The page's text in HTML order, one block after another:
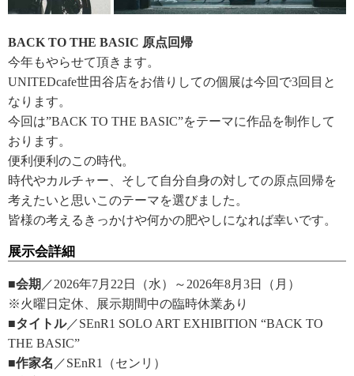
BACK TO THE BASIC 原点回帰
今年もやらせて頂きます。
UNITEDcafe世田谷店をお借りしての個展は今回で3回目と
なります。
今回は”BACK TO THE BASIC”をテーマに作品を制作して
おります。
便利便利のこの時代。
時代やカルチャー、そして自分自身の対しての原点回帰を
考えたいと思いこのテーマを選びました。
皆様の考えるきっかけや何かの肥やしになれば幸いです。
展示会詳細
■会期 ／2026年7月22日（水）～2026年8月3日（月）
※火曜日定休、展示期間中の臨時休業あり
■タイトル／SEnR1 SOLO ART EXHIBITION “BACK TO
THE BASIC”
■作家名 ／SEnR1（センリ）